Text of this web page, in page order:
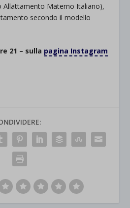
Allattamento Materno Italiano),
secondo il modello
21 – sulla pagina Instagram